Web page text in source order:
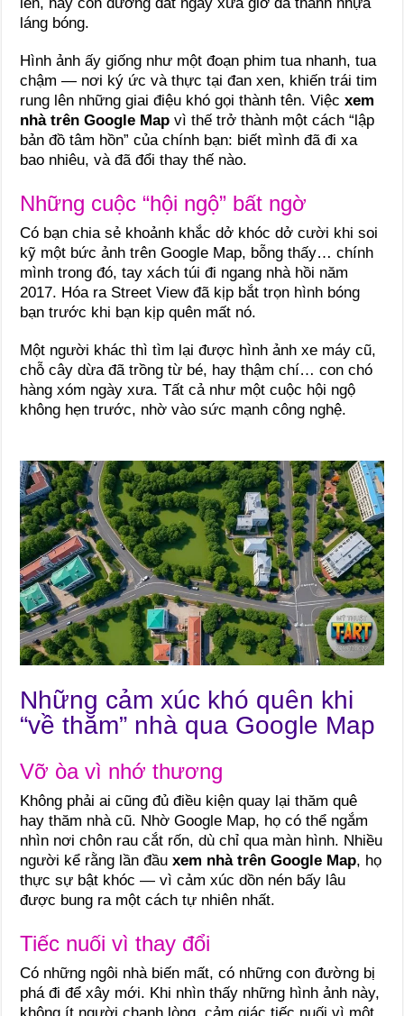
láng bóng.
Hình ảnh ấy giống như một đoạn phim tua nhanh, tua
chậm — nơi ký ức và thực tại đan xen, khiến trái tim
rung lên những giai điệu khó gọi thành tên. Việcxem
nhà trên Google Map vì thế trở thành một cách “lập
bản đồ tâm hồn” của chính bạn: biết mình đã đi xa
bao nhiêu, và đã đổi thay thế nào.
Những cuộc “hội ngộ” bất ngờ
Có bạn chia sẻ khoảnh khắc dở khóc dở cười khi soi
kỹ một bức ảnh trên Google Map, bỗng thấy… chính
mình trong đó, tay xách túi đi ngang nhà hồi năm
2017. Hóa ra Street View đã kịp bắt trọn hình bóng
bạn trước khi bạn kịp quên mất nó.
Một người khác thì tìm lại được hình ảnh xe máy cũ,
chỗ cây dừa đã trồng từ bé, hay thậm chí… con chó
hàng xóm ngày xưa. Tất cả như một cuộc hội ngộ
không hẹn trước, nhờ vào sức mạnh công nghệ.
Những cảm xúc khó quên khi
“về thăm” nhà qua Google Map
Vỡ òa vì nhớ thương
Không phải ai cũng đủ điều kiện quay lại thăm quê
hay thăm nhà cũ. Nhờ Google Map, họ có thể ngắm
nhìn nơi chôn rau cắt rốn, dù chỉ qua màn hình. Nhiều
người kể rằng lần đầuxem nhà trên Google Map, họ
thực sự bật khóc — vì cảm xúc dồn nén bấy lâu
được bung ra một cách tự nhiên nhất.
Tiếc nuối vì thay đổi
Có những ngôi nhà biến mất, có những con đường bị
phá đi để xây mới. Khi nhìn thấy những hình ảnh này,